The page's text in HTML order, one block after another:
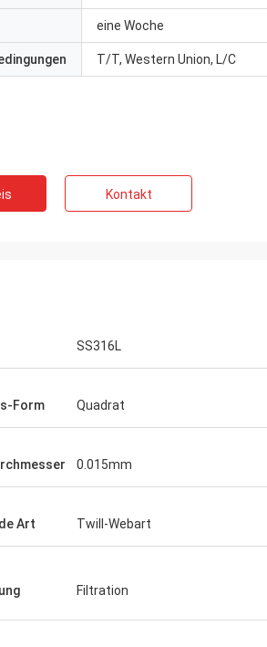
eine Woche
T/T, Western Union, L/C
Kontakt
SS316L
Form Quadrat
0.015mm
Art Twill-Webart
Filtration